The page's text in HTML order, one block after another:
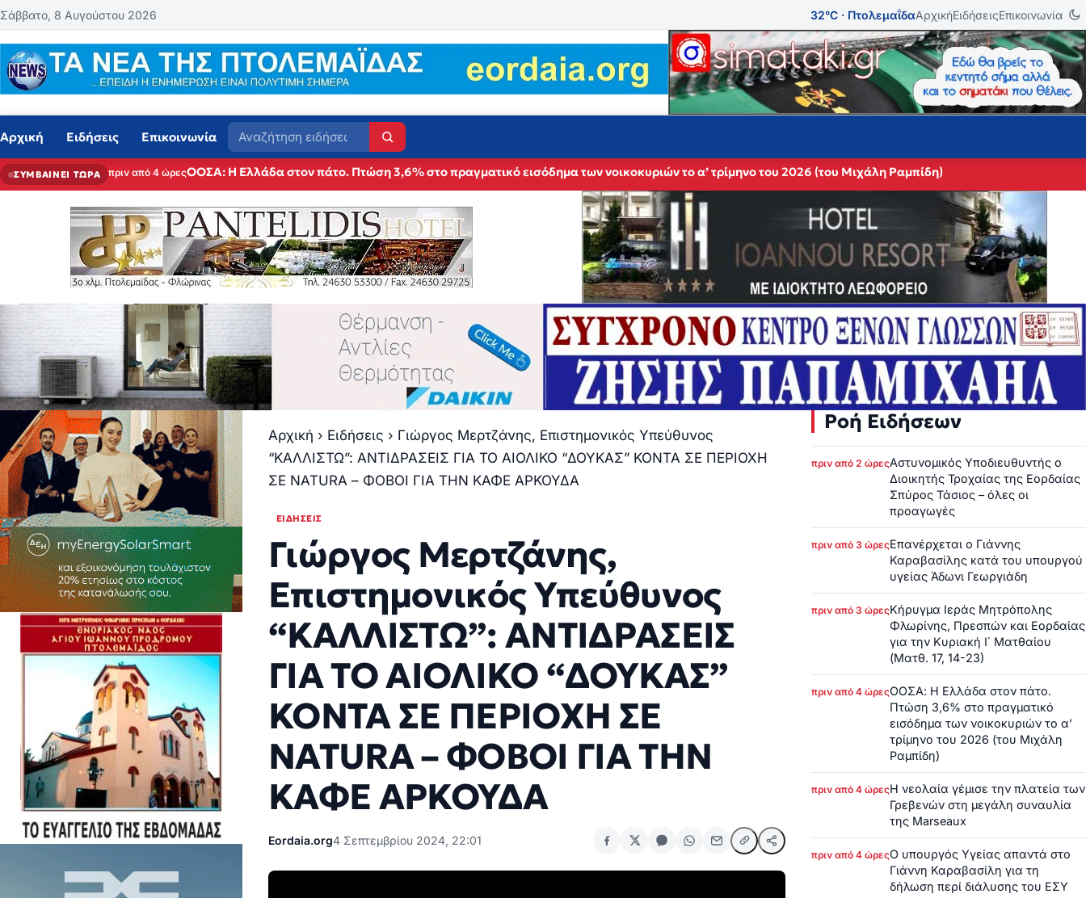
Μετάβαση στο περιεχόμενο
Σάββατο, 8 Αυγούστου 2026 32°C · ΠτολεμαΐδαΑρχικήΕιδήσειςΕπικοινωνία
Αρχική Ειδήσεις Επικοινωνία Αναζήτηση
ΣΥΜΒΑΙΝΕΙ ΤΩΡΑ πριν από 4 ώρεςΟΟΣΑ: Η Ελλάδα στον πάτο. Πτώση 3,6% στο πραγματικό εισόδημα των νοικοκυριών το α’ τρίμηνο του 2026 (του Μιχάλη Ραμπίδη)
Αρχική › Ειδήσεις › Γιώργος Μερτζάνης, Επιστημονικός Υπεύθυνος
“ΚΑΛΛΙΣΤΩ”: ΑΝΤΙΔΡΑΣΕΙΣ ΓΙΑ ΤΟ ΑΙΟΛΙΚΟ “ΔΟΥΚΑΣ” ΚΟΝΤΑ ΣΕ ΠΕΡΙΟΧΗ
ΣΕ NATURA – ΦΟΒΟΙ ΓΙΑ ΤΗΝ ΚΑΦΕ ΑΡΚΟΥΔΑ
ΕΙΔΉΣΕΙΣ
Γιώργος Μερτζάνης,
Επιστημονικός Υπεύθυνος
“ΚΑΛΛΙΣΤΩ”: ΑΝΤΙΔΡΑΣΕΙΣ
ΓΙΑ ΤΟ ΑΙΟΛΙΚΟ “ΔΟΥΚΑΣ”
ΚΟΝΤΑ ΣΕ ΠΕΡΙΟΧΗ ΣΕ
NATURA – ΦΟΒΟΙ ΓΙΑ ΤΗΝ
ΚΑΦΕ ΑΡΚΟΥΔΑ
Eordaia.org4 Σεπτεμβρίου 2024, 22:01
Ροή Ειδήσεων
πριν από 2 ώρεςΑστυνομικός Υποδιευθυντής ο
Διοικητής Τροχαίας της Εορδαίας
Σπύρος Τάσιος – όλες οι
προαγωγές
πριν από 3 ώρεςΕπανέρχεται ο Γιάννης
Καραβασίλης κατά του υπουργού
υγείας Άδωνι Γεωργιάδη
πριν από 3 ώρεςΚήρυγμα Ιεράς Μητρόπολης
Φλωρίνης, Πρεσπών και Εορδαίας
για την Κυριακή Ι΄ Ματθαίου
(Ματθ. 17, 14-23)
πριν από 4 ώρεςΟΟΣΑ: Η Ελλάδα στον πάτο.
Πτώση 3,6% στο πραγματικό
εισόδημα των νοικοκυριών το α’
τρίμηνο του 2026 (του Μιχάλη
Ραμπίδη)
πριν από 4 ώρεςΗ νεολαία γέμισε την πλατεία των
Γρεβενών στη μεγάλη συναυλία
της Marseaux
πριν από 4 ώρεςΟ υπουργός Υγείας απαντά στο
Γιάννη Καραβασίλη για τη
δήλωση περί διάλυσης του ΕΣΥ